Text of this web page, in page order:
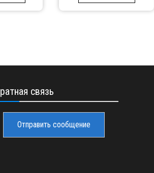
связь
Отправить сообщение